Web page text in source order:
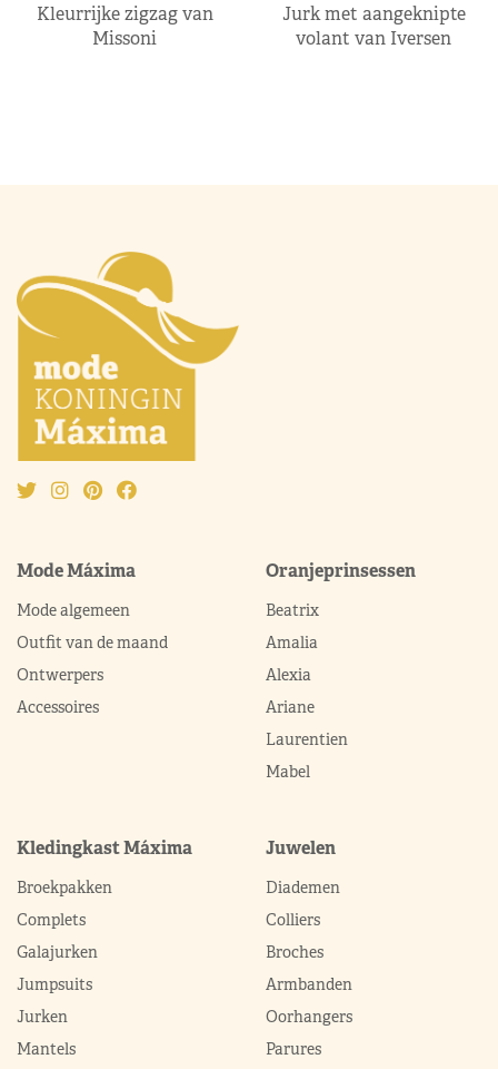
Kleurrijke zigzag van
Missoni
Jurk met aangeknipte
volant van Iversen
Mode Máxima
Mode algemeen
Outfit van de maand
Ontwerpers
Accessoires
Oranjeprinsessen
Beatrix
Amalia
Alexia
Ariane
Laurentien
Mabel
Kledingkast Máxima
Broekpakken
Complets
Galajurken
Jumpsuits
Jurken
Mantels
Juwelen
Diademen
Colliers
Broches
Armbanden
Oorhangers
Parures